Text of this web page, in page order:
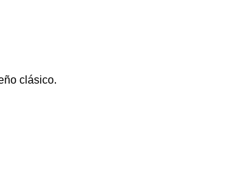
clásico.